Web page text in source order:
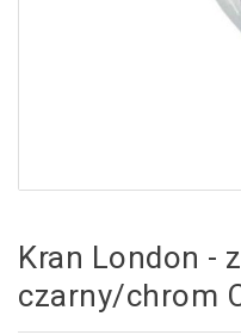
Kran London -
czarny/chrom